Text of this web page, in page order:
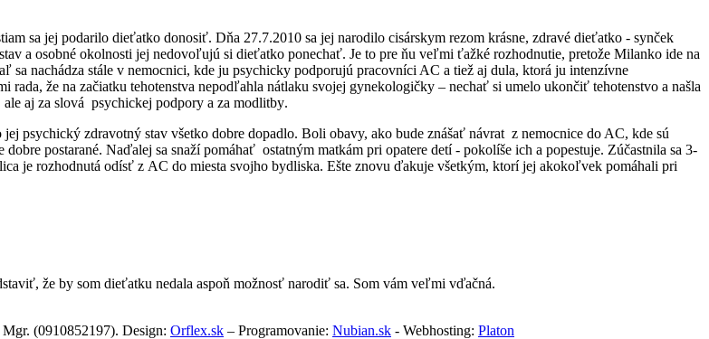
sa jej podarilo dieťatko donosiť. Dňa 27.7.2010 sa jej narodilo cisárskym rezom krásne, zdravé dieťatko - synček
a osobné okolnosti jej nedovoľujú si dieťatko ponechať. Je to pre ňu veľmi ťažké rozhodnutie, pretože Milanko ide na
sa nachádza stále v nemocnici, kde ju psychicky podporujú pracovníci AC a tiež aj dula, ktorá ju intenzívne
rada, že na začiatku tehotenstva nepodľahla nátlaku svojej gynekologičky – nechať si umelo ukončiť tehotenstvo a našla
aj za slová psychickej podpory a za modlitby.
psychický zdravotný stav všetko dobre dopadlo. Boli obavy, ako bude znášať návrat z nemocnice do AC, kde sú
postarané. Naďalej sa snaží pomáhať ostatným matkám pri opatere detí - pokolíše ich a popestuje. Zúčastnila sa 3-
je rozhodnutá odísť z AC do miesta svojho bydliska. Ešte znovu ďakuje všetkým, ktorí jej akokoľvek pomáhali pri
že by som dieťatku nedala aspoň možnosť narodiť sa. Som vám veľmi vďačná.
(0910852197). Design: Orflex.sk – Programovanie: Nubian.sk - Webhosting: Platon